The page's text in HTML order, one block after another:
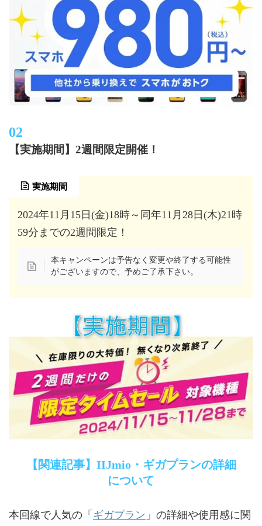
【実施期間】2週間限定開催！
実施期間
2024年11月15日(金)18時～同年11月28日(木)21時
59分までの2週間限定！
本キャンペーンは予告なく変更や終了する可能性
がございますので、予めご了承下さい。
【関連記事】IIJmio・ギガプランの詳細
について
本回線で人気の「 ギガプラン 」の詳細や使用感に関